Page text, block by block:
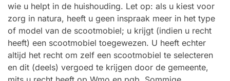
wie u helpt in de huishouding. Let op: als u kiest voor
zorg in natura, heeft u geen inspraak meer in het type
of model van de scootmobiel; u krijgt (indien u recht
heeft) een scootmobiel toegewezen. U heeft echter
altijd het recht om zelf een scootmobiel te selecteren
en dit (deels) vergoed te krijgen door de gemeente,